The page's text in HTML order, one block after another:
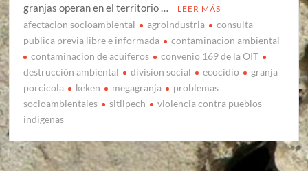
granjas operan en el territorio …
LEER MÁS
afectacion socioambiental agroindustria
consulta
publica previa libre e informada
contaminacion ambiental
contaminacion de acuiferos
convenio 169 de la OIT
destrucción ambiental
division social ecocidio
granja
porcicola
keken megagranja
problemas
socioambientales
sitilpech
violencia contra pueblos
indigenas